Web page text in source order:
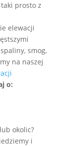
prosto z
elewacji
smog,
na naszej
o:
okolic?
i